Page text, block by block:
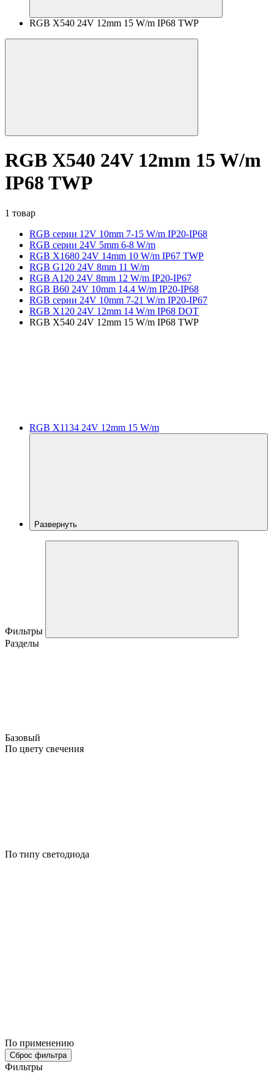
RGB X540 24V 12mm 15 W/m IP68 TWP
RGB X540 24V 12mm 15 W/m
IP68 TWP
1 товар
RGB серии 12V 10mm 7-15 W/m IP20-IP68
RGB серии 24V 5mm 6-8 W/m
RGB X1680 24V 14mm 10 W/m IP67 TWP
RGB G120 24V 8mm 11 W/m
RGB A120 24V 8mm 12 W/m IP20-IP67
RGB B60 24V 10mm 14.4 W/m IP20-IP68
RGB серии 24V 10mm 7-21 W/m IP20-IP67
RGB X120 24V 12mm 14 W/m IP68 DOT
RGB X540 24V 12mm 15 W/m IP68 TWP
RGB X1134 24V 12mm 15 W/m
Развернуть
Фильтры
Разделы
Базовый
По цвету свечения
По типу светодиода
По применению
Сброс фильтра
Фильтры